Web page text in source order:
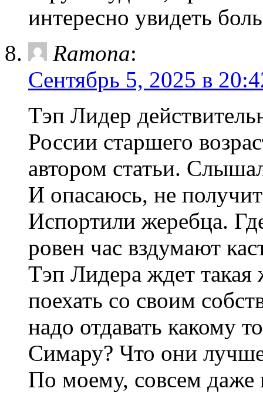
интересно увидеть
Ramona:
Сентябрь 5, 2025 в
Тэп Лидер
России старшего
автором статьи.
И опасаюсь, не
Испортили жеребца.
ровен час вздумают
Тэп Лидера ждет
поехать со своим
надо отдавать какому
Симару? Что они
По моему, совсем даже